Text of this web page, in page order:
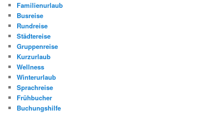
Familienurlaub
Busreise
Rundreise
Städtereise
Gruppenreise
Kurzurlaub
Wellness
Winterurlaub
Sprachreise
Frühbucher
Buchungshilfe